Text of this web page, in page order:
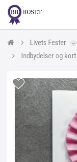
Livets Fester
Indbydelser og kort